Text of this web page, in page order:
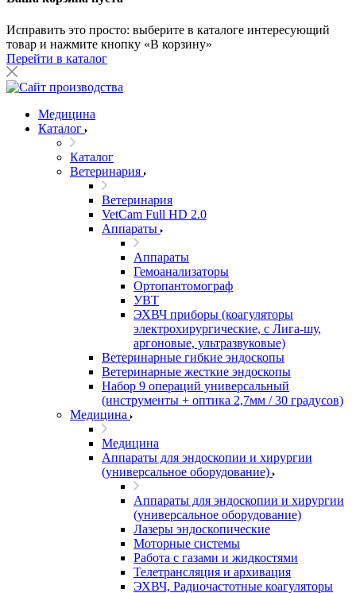
Исправить это просто: выберите в каталоге интересующий
товар и нажмите кнопку «В корзину»
Перейти в каталог
Медицина
Каталог
Каталог
Ветеринария
Ветеринария
VetCam Full HD 2.0
Аппараты
Аппараты
Гемоанализаторы
Ортопантомограф
УВТ
ЭХВЧ приборы (коагуляторы
электрохирургические, с Лига-шу,
аргоновые, ультразвуковые)
Ветеринарные гибкие эндоскопы
Ветеринарные жесткие эндоскопы
Набор 9 операций универсальный
(инструменты + оптика 2,7мм / 30 градусов)
Медицина
Медицина
Аппараты для эндоскопии и хирургии
(универсальное оборудование)
Аппараты для эндоскопии и хирургии
(универсальное оборудование)
Лазеры эндоскопические
Моторные системы
Работа с газами и жидкостями
Телетрансляция и архивация
ЭХВЧ, Радиочастотные коагуляторы